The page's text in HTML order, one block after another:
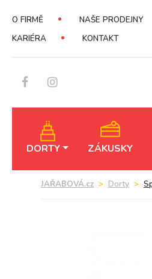
O FIRMĚ NAŠE PRODEJNY
KARIÉRA
KONTAKT
DORTY ZÁKUSKY
JAŘABOVÁ.cz Dorty